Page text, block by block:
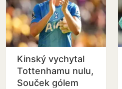
Kinský vychytal
Tottenhamu nulu,
Souček gólem